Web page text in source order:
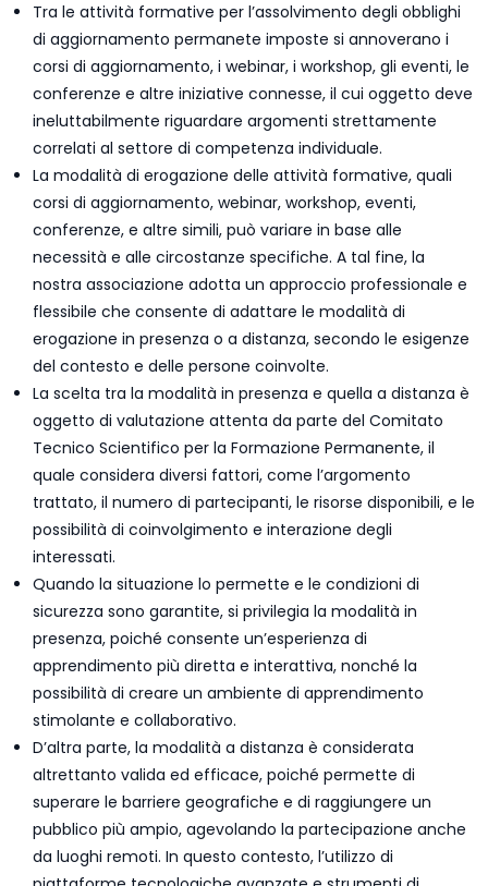
Tra le attività formative per l’assolvimento degli obblighi
di aggiornamento permanete imposte si annoverano i
corsi di aggiornamento, i webinar, i workshop, gli eventi, le
conferenze e altre iniziative connesse, il cui oggetto deve
ineluttabilmente riguardare argomenti strettamente
correlati al settore di competenza individuale.
La modalità di erogazione delle attività formative, quali
corsi di aggiornamento, webinar, workshop, eventi,
conferenze, e altre simili, può variare in base alle
necessità e alle circostanze specifiche. A tal fine, la
nostra associazione adotta un approccio professionale e
flessibile che consente di adattare le modalità di
erogazione in presenza o a distanza, secondo le esigenze
del contesto e delle persone coinvolte.
La scelta tra la modalità in presenza e quella a distanza è
oggetto di valutazione attenta da parte del Comitato
Tecnico Scientifico per la Formazione Permanente, il
quale considera diversi fattori, come l’argomento
trattato, il numero di partecipanti, le risorse disponibili, e le
possibilità di coinvolgimento e interazione degli
interessati.
Quando la situazione lo permette e le condizioni di
sicurezza sono garantite, si privilegia la modalità in
presenza, poiché consente un’esperienza di
apprendimento più diretta e interattiva, nonché la
possibilità di creare un ambiente di apprendimento
stimolante e collaborativo.
D’altra parte, la modalità a distanza è considerata
altrettanto valida ed efficace, poiché permette di
superare le barriere geografiche e di raggiungere un
pubblico più ampio, agevolando la partecipazione anche
da luoghi remoti. In questo contesto, l’utilizzo di